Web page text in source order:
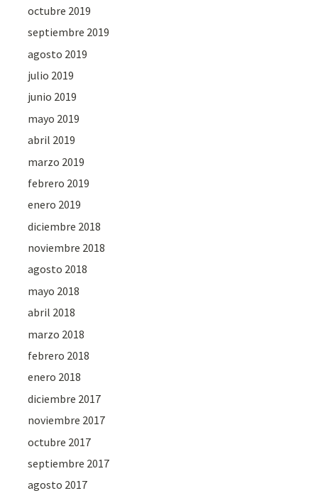
octubre 2019
septiembre 2019
agosto 2019
julio 2019
junio 2019
mayo 2019
abril 2019
marzo 2019
febrero 2019
enero 2019
diciembre 2018
noviembre 2018
agosto 2018
mayo 2018
abril 2018
marzo 2018
febrero 2018
enero 2018
diciembre 2017
noviembre 2017
octubre 2017
septiembre 2017
agosto 2017